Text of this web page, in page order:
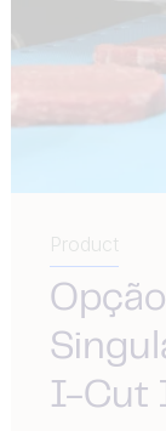
Product
I-Cut